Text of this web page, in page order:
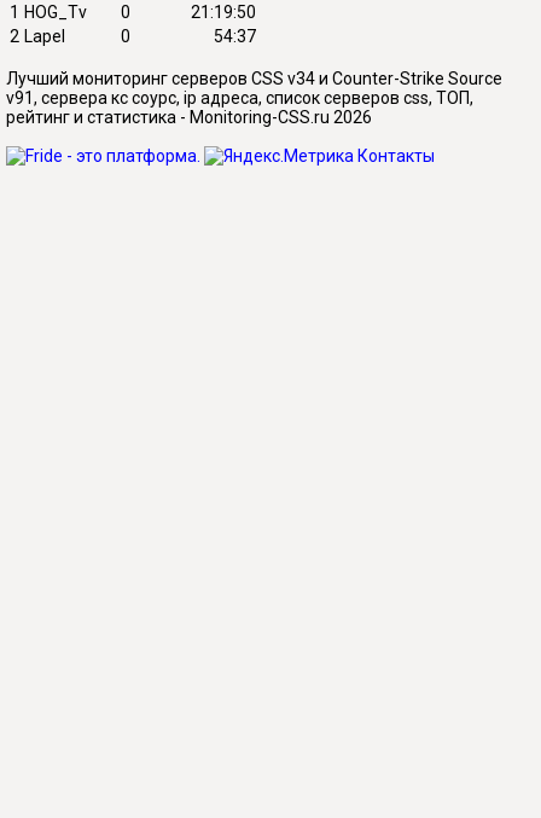
1 HOG_Tv 0
21:19:50
2 Lapel 0 54:37
Лучший мониторинг серверов CSS v34 и Counter-Strike Source
v91, сервера кс соурс, ip адреса, список серверов css, ТОП,
рейтинг и статистика - Monitoring-CSS.ru 2026
Контакты